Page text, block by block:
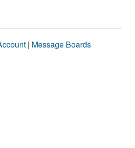
| Message Boards